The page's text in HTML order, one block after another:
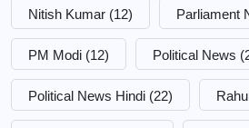
Nitish Kumar (12) Parliament
PM Modi (12) Political News
Political News Hindi (22)